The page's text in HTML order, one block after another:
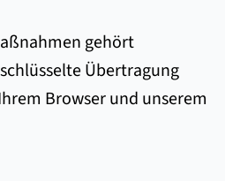
gehört
Übertragung
Browser und unserem